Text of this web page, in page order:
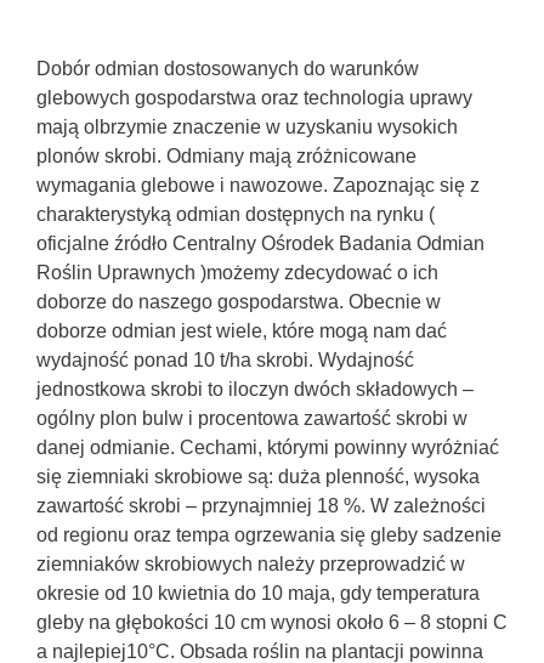
Dobór odmian dostosowanych do warunków
glebowych gospodarstwa oraz technologia uprawy
mają olbrzymie znaczenie w uzyskaniu wysokich
plonów skrobi. Odmiany mają zróżnicowane
wymagania glebowe i nawozowe. Zapoznając się z
charakterystyką odmian dostępnych na rynku (
oficjalne źródło Centralny Ośrodek Badania Odmian
Roślin Uprawnych )możemy zdecydować o ich
doborze do naszego gospodarstwa. Obecnie w
doborze odmian jest wiele, które mogą nam dać
wydajność ponad 10 t/ha skrobi. Wydajność
jednostkowa skrobi to iloczyn dwóch składowych –
ogólny plon bulw i procentowa zawartość skrobi w
danej odmianie. Cechami, którymi powinny wyróżniać
się ziemniaki skrobiowe są: duża plenność, wysoka
zawartość skrobi – przynajmniej 18 %. W zależności
od regionu oraz tempa ogrzewania się gleby sadzenie
ziemniaków skrobiowych należy przeprowadzić w
okresie od 10 kwietnia do 10 maja, gdy temperatura
gleby na głębokości 10 cm wynosi około 6 – 8 stopni C
a najlepiej10°C. Obsada roślin na plantacji powinna